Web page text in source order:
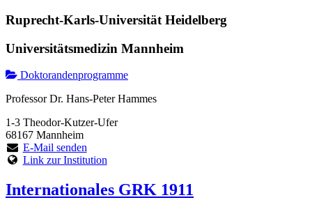
Ruprecht-Karls-Universität Heidelberg
Universitätsmedizin Mannheim
Doktorandenprogramme
Professor Dr. Hans-Peter Hammes
1-3 Theodor-Kutzer-Ufer
68167 Mannheim
E-Mail senden
Link zur Institution
Internationales GRK 1911